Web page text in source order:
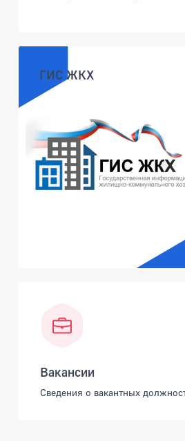
ГИС ЖКХ
Вакансии
Сведения о вакантных